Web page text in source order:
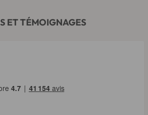
ET TÉMOIGNAGES